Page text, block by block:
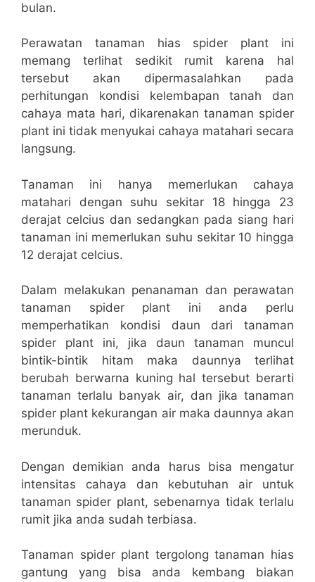
bulan.
Perawatan tanaman hias spider plant ini
memang terlihat sedikit rumit karena hal
tersebut akan dipermasalahkan pada
perhitungan kondisi kelembapan tanah dan
cahaya mata hari, dikarenakan tanaman spider
plant ini tidak menyukai cahaya matahari secara
langsung.
Tanaman ini hanya memerlukan cahaya
matahari dengan suhu sekitar 18 hingga 23
derajat celcius dan sedangkan pada siang hari
tanaman ini memerlukan suhu sekitar 10 hingga
12 derajat celcius.
Dalam melakukan penanaman dan perawatan
tanaman spider plant ini anda perlu
memperhatikan kondisi daun dari tanaman
spider plant ini, jika daun tanaman muncul
bintik-bintik hitam maka daunnya terlihat
berubah berwarna kuning hal tersebut berarti
tanaman terlalu banyak air, dan jika tanaman
spider plant kekurangan air maka daunnya akan
merunduk.
Dengan demikian anda harus bisa mengatur
intensitas cahaya dan kebutuhan air untuk
tanaman spider plant, sebenarnya tidak terlalu
rumit jika anda sudah terbiasa.
Tanaman spider plant tergolong tanaman hias
gantung yang bisa anda kembang biakan